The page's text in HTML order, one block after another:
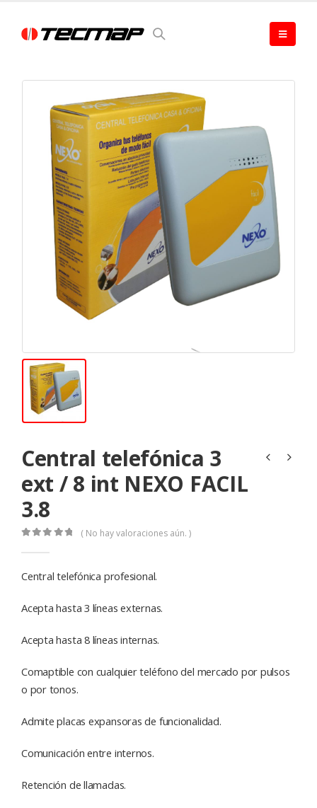
Central telefónica 3
ext / 8 int NEXO FACIL
3.8
( No hay valoraciones aún. )
Central telefónica profesional.
Acepta hasta 3 líneas externas.
Acepta hasta 8 líneas internas.
Comaptible con cualquier teléfono del mercado por pulsos
o por tonos.
Admite placas expansoras de funcionalidad.
Comunicación entre internos.
Retención de llamadas.